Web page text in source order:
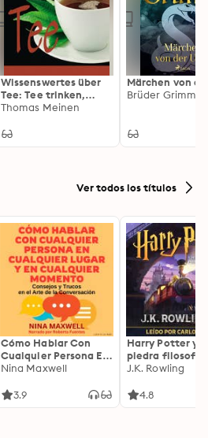
Wissenswertes über
Tee: Tee trinken,
damit man den Lärm
Thomas Meinen
Märchen von
Brüder Grimm
Ver todos los títulos
Cómo Hablar Con
Cualquier Persona En
Cualquier Lugar Y En
Nina Maxwell
3.9
Harry Potter y
piedra filosofal
J.K. Rowling
4.8